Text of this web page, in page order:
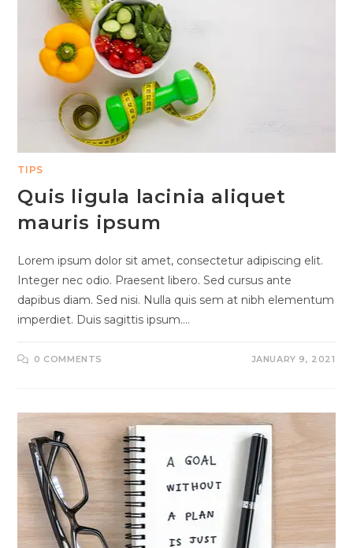
TIPS
Quis ligula lacinia aliquet
mauris ipsum
Lorem ipsum dolor sit amet, consectetur adipiscing elit.
Integer nec odio. Praesent libero. Sed cursus ante
dapibus diam. Sed nisi. Nulla quis sem at nibh elementum
imperdiet. Duis sagittis ipsum.…
0 COMMENTS JANUARY 9, 2021